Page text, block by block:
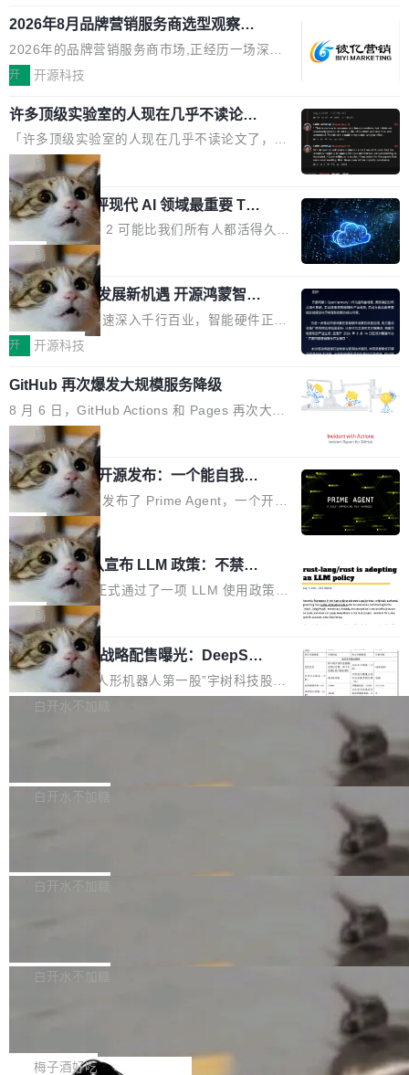
想快速了解背景 解释 让 AI 解释选中文本 读到
费解...
要。但用久了你会发现，它们本质上都是同一类
东西：一个带网页上下文的聊天框。 它们能读取
页面的文本，然后把文本丢给大模型，再返回一
段回答。仅此而已。 这当然有用，但总觉得差点
意思。比如我在一个后台管理系统里，需要填50
个表单字段，每个字段还有联动逻辑；比如我
想...
电源专为发烧级DIY主机与本地AI算力平台打
造，整机长度仅16厘米，提供1600W额定功率
与80PLUS钛金能效；支持ATX 3.1与PCIe 5.1
规范，结合服务器级元件、完善供电线材与内置
实时LCD监控屏，可充分满足当下高阶PC主机
的严苛使用需求。 澎湃功率，紧凑机身 钛金雕1
600PG5 AI TOP具备强悍输出功率，同时实现
机身尺寸大幅精简。整机长度仅16厘米，属于同
功率段机身尺寸十分紧凑的1600W电源产品。小
巧机身有效提升市面主流标准A...
2026年8月品牌营销服务商选型观察：
从流量思维到品牌资产思维的范式转移
2026年的品牌营销服务商市场,正经历一场深刻
的价值重构。全球全案品牌代理机构市场从2025
复合增长率达5.44%,预计2032年将突破120亿美
元。数字广告与公共关系相关服务市场更是从20
25年的8463亿美元扩张至2026年的8763亿美
元。数字的背后是一个清晰的事实——品牌对专
业化营销服务的需求从未如此迫切。 但市场扩容
的同时,服务商的竞争逻辑正在改变。2026年Top
Agency年度合辑的观察指出,“产品”这个离消费
者最近的载体,在整个品牌营销层面的权重显著变
高了。全域营销服务商的竞争正在从规模转向深
度,案例厚度、全域覆盖、多线协同...
开 开源科技
许多顶级实验室的人现在几乎不读论文
了
「许多顶级实验室的人现在几乎不读论文了，而
且他们认为 ICLR/ICML/NeurIPS 充斥着大量过
度宣传和欺诈。」 OpenAI 研究员 Keller Jorda
n 这条推文引发了广泛讨论。他不是在说风凉
话，他是说出了一个圈内人尽皆知但很少公开捅
破的事实。 Jordan 随后补充了一句软化声明：
「我不认为这些会议上大部分论文都在过度宣传
或造假。问题是，作为读者，如果你筛选出那些
看起来最令人兴奋的论文，那它们大部分都是过
度宣传的。」 这才是真正的痛点。不是所有论文
都有问题，是最吸引眼球的那批论文最有问题。
他引用的帖子来自 Mathew Shen，一位 ICLR 2
026 的读者：「看了篇 ...
局
xAI 前工程师评现代 AI 领域最重要 Top
3 开源项目
Flash Attention 2 可能比我们所有人都活得久。
这句话不是来自某个技术博客，而是出自 Hieu
Pham 的一条推文。Hieu Pham 是谁？他是 xAI
的早期工程师之一，在 Grok 训练基础设施团队
工作过。近日他在 X 上发了一条帖子，列出了他
认为现代 AI 领域最重要的三个开源项目。 第一
理由很具体。FA 系列不需要解释，但 FA2 是他
认为最重要的一个——复杂度恰到好处，刚好能
驱动你去学 CuTe，但还没被那些"邪恶的" Hopp
er++ 优化所淹没，足够容易修改和适配。 更关
键的是 FA2 的持久性...
局
共商智能硬件发展新机遇 开源鸿蒙智能
硬件开发者日杭州站即将举行
随着万物智联加速深入千行百业，智能硬件正从
单点设备迈向智能化、网联化、协同化发展。作
鸿蒙通过统一技术底座和分布式能力，为不同类
型智能设备的开发、连接与互联提供关键支撑，
也为产业链企业探索产品创新与商业增长打开新
的空间。 8月14日，开源鸿蒙智能硬件开发者日
（OHDD：OpenHarmony Hardware Develope
r Day）将在杭州启航。活动面向智能硬件产业
链企业和开发者，邀请行业专家与资深技术顾
问，围绕开源鸿蒙技术能力、设备适配、芯片适
配、功耗与稳定性调优、兼容性测评及统一互联
等内容展开系统讲解和实战交流，帮助企业进一
步了解开源鸿蒙在智能...
开 开源科技
GitHub 再次爆发大规模服务降级
8 月 6 日，GitHub Actions 和 Pages 再次大规
模服务降级，Actions 完全不可用超过 5 小时，
webhook 停发，连自托管 runner 也因调度层故
障无法工作。Pages、Copilot code review、C
opilot coding agent 全部受影响。从检测到完全
恢复，大约 12 小时。 这是 2026 年 8 月的第六
起事故，其中四起与 AI/Copilot 服务相关。 Git
Hub 员工 kdaigle 在 HN 讨论中贴出了一组数
据：2025 年全年 10 亿次 commit。现在，每周
2.75 亿次，全年预计 140 亿次。GitHub...
局
Prime Agent 开源发布：一个能自我改
进的编程 Agent，ARC-AGI 3 超越人类
专家基线
Prime Intellect 发布了 Prime Agent，一个开源
的编程 Agent Harness，核心设计围绕两个抽
象：Recursive Language Model（RLM）和 C
ontinual Harness。在 ARC-AGI 3 基准测试
上，Prime Agent + Opus 5 的组合达到了 95.
5% RHAE Best@1，超过了 ARC 报告的人类专
家基线 95.4%。 不是又一个 coding agent 包装
器 Prime Agent 的架构和市面上大多数 coding
agent 有本质区别。大多数 agent harness 的设
计是基于早期模型的能力—...
局
Rust 项目团队宣布 LLM 政策：不禁
止，但你要承认哪些代码不是你写的
Rust 语言项目正式通过了一项 LLM 使用政策，
覆盖 rust-lang/rust 单一仓库的代码贡献。这不
是项目级别的官方立场，目前由五个团队采纳，
但它可能是主流开源项目中关于 AI 辅助贡献最
细致的一份规则。 政策的核心只有一句话：LLM
可以用来分析、提炼、审阅、建议，但不能用来
不得生成涉及安全性的关键变更，除非作者本身
局
宇树科技 IPO 战略配售曝光：DeepSe
ek 获配 93.3 万股，锁定 36 个月
8月6日晚间，“人形机器人第一股”宇树科技股份
有限公司披露IPO发行价格及战略配售结果，杭
36个月。 公告显示，本次宇树科技战略配售对
员工参与设立的专项资产管理计划。其中，Dee
获配9...
白开水不加糖
Bug fixes and enhancements 修复多次传递同
一个回归问题，该问题导致拉取镜像时会拒绝包
题，该问题可能导致在旧版 Linux 内核...
白开水不加糖
e 孵化器项目管理委员会（IPMC）投票中获得
P）！这一里程碑不仅标志着 Fluss 迈入新的发
白开水不加糖
长期停止内容更新，未能实现其作为“AI版维基百
提交的编辑请求也长期处于待处理状态。 Groki
白开水不加糖
是这样的：配 MessageSource 的 Bean、写 R
梅子酒好吃